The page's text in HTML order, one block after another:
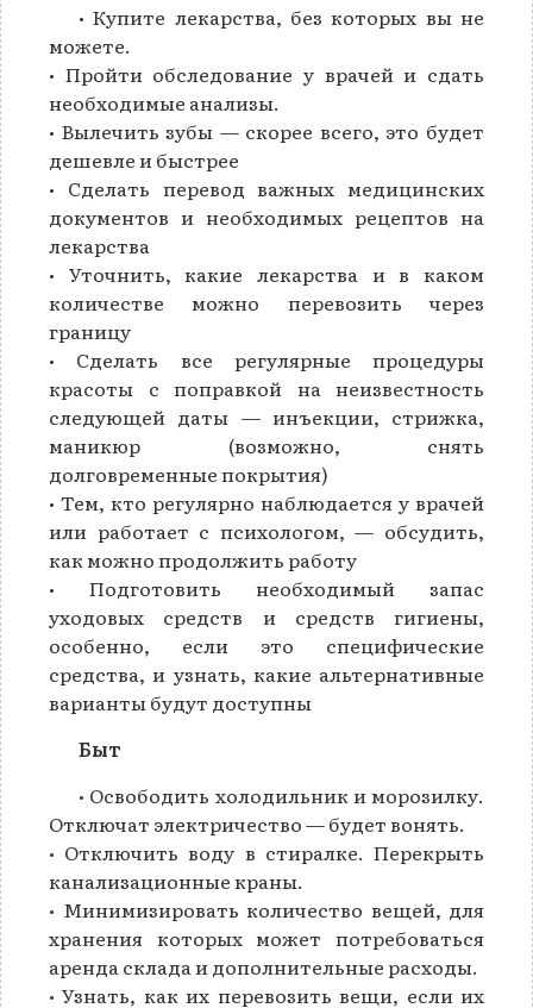
• Купите лекарства, без которых вы не
можете.
• Пройти обследование у врачей и сдать
необходимые анализы.
• Вылечить зубы — скорее всего, это будет
дешевле и быстрее
• Сделать перевод важных медицинских
документов и необходимых рецептов на
лекарства
• Уточнить, какие лекарства и в каком
количестве можно перевозить через
границу
• Сделать все регулярные процедуры
красоты с поправкой на неизвестность
следующей даты — инъекции, стрижка,
маникюр (возможно, снять
долговременные покрытия)
• Тем, кто регулярно наблюдается у врачей
или работает с психологом, — обсудить,
как можно продолжить работу
• Подготовить необходимый запас
уходовых средств и средств гигиены,
особенно, если это специфические
средства, и узнать, какие альтернативные
варианты будут доступны
Быт
• Освободить холодильник и морозилку.
Отключат электричество — будет вонять.
• Отключить воду в стиралке. Перекрыть
канализационные краны.
• Минимизировать количество вещей, для
хранения которых может потребоваться
аренда склада и дополнительные расходы.
• Узнать, как их перевозить вещи, если их